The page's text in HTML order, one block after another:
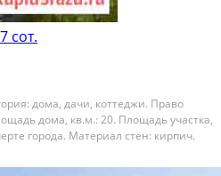
сот.
дома, дачи, коттеджи. Право
дома, кв.м.: 20. Площадь участка,
города. Материал стен: кирпич.
1. Адрес: чеченская республика,